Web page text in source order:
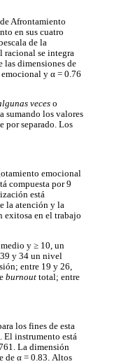
Afrontamiento
en sus cuatro
de la
racional se integra
las dimensiones de
y α = 0.76
veces o
sumando los valores
por separado. Los
emocional
compuesta por 9
está
la atención y la
exitosa en el trabajo
y ≥ 10, un
y 34 un nivel
entre 19 y 26,
burnout total; entre
los fines de esta
El instrumento está
La dimensión
de α = 0.83. Altos